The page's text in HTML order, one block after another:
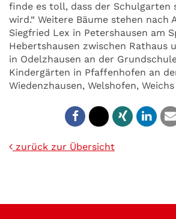
finde es toll, dass der Schulgarten
wird.“ Weitere Bäume stehen nach
Siegfried Lex in Petershausen am
Hebertshausen zwischen Rathaus
in Odelzhausen an der
Kindergärten in Pfaffenhofen an
Wiedenzhausen, Welshofen,
zurück zur Übersicht